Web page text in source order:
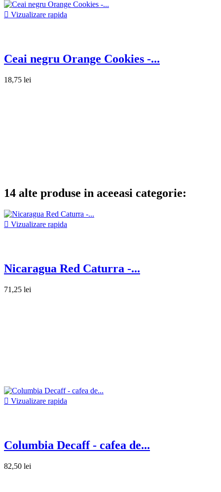
 Vizualizare rapida
Ceai negru Orange Cookies -...
18,75 lei
14 alte produse in aceeasi categorie:
 Vizualizare rapida
Nicaragua Red Caturra -...
71,25 lei
 Vizualizare rapida
Columbia Decaff - cafea de...
82,50 lei